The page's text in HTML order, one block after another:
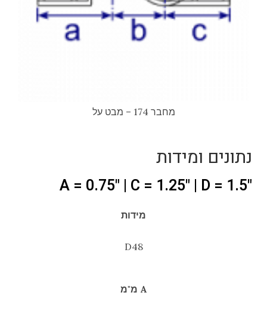
מחבר 174 – מבט על
נתונים ומידות
"A = 0.75" | C = 1.25" | D = 1.5
מידות
D48
A מ"מ